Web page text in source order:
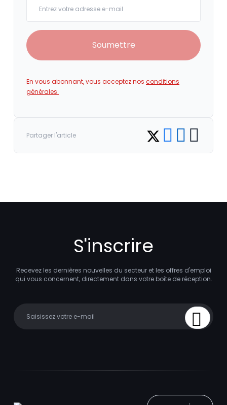
Soumettre
En vous abonnant, vous acceptez nos conditions
générales.
Partager l'article Share on Twitter
Share on Facebook
Share on
Copy link
S'inscrire
Recevez les dernières nouvelles du secteur et les offres d'emploi
qui vous concernent, directement dans votre boîte de réception.
Sign Up